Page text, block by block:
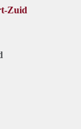
Zuid